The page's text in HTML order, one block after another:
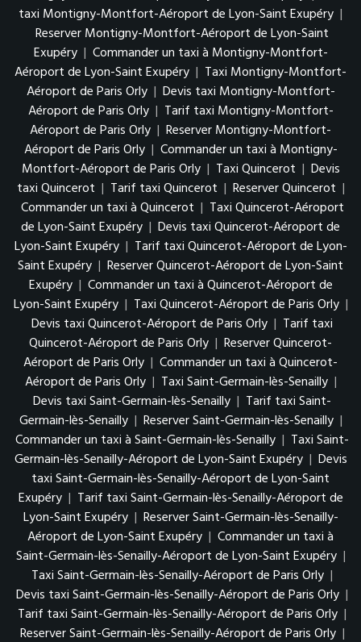
taxi Montigny-Montfort-Aéroport de Lyon-Saint Exupéry |
Reserver Montigny-Montfort-Aéroport de Lyon-Saint
Exupéry | Commander un taxi à Montigny-Montfort-
Aéroport de Lyon-Saint Exupéry | Taxi Montigny-Montfort-
Aéroport de Paris Orly | Devis taxi Montigny-Montfort-
Aéroport de Paris Orly | Tarif taxi Montigny-Montfort-
Aéroport de Paris Orly | Reserver Montigny-Montfort-
Aéroport de Paris Orly | Commander un taxi à Montigny-
Montfort-Aéroport de Paris Orly | Taxi Quincerot | Devis
taxi Quincerot | Tarif taxi Quincerot | Reserver Quincerot |
Commander un taxi à Quincerot | Taxi Quincerot-Aéroport
de Lyon-Saint Exupéry | Devis taxi Quincerot-Aéroport de
Lyon-Saint Exupéry | Tarif taxi Quincerot-Aéroport de Lyon-
Saint Exupéry | Reserver Quincerot-Aéroport de Lyon-Saint
Exupéry | Commander un taxi à Quincerot-Aéroport de
Lyon-Saint Exupéry | Taxi Quincerot-Aéroport de Paris Orly |
Devis taxi Quincerot-Aéroport de Paris Orly | Tarif taxi
Quincerot-Aéroport de Paris Orly | Reserver Quincerot-
Aéroport de Paris Orly | Commander un taxi à Quincerot-
Aéroport de Paris Orly | Taxi Saint-Germain-lès-Senailly |
Devis taxi Saint-Germain-lès-Senailly | Tarif taxi Saint-
Germain-lès-Senailly | Reserver Saint-Germain-lès-Senailly |
Commander un taxi à Saint-Germain-lès-Senailly | Taxi Saint-
Germain-lès-Senailly-Aéroport de Lyon-Saint Exupéry | Devis
taxi Saint-Germain-lès-Senailly-Aéroport de Lyon-Saint
Exupéry | Tarif taxi Saint-Germain-lès-Senailly-Aéroport de
Lyon-Saint Exupéry | Reserver Saint-Germain-lès-Senailly-
Aéroport de Lyon-Saint Exupéry | Commander un taxi à
Saint-Germain-lès-Senailly-Aéroport de Lyon-Saint Exupéry |
Taxi Saint-Germain-lès-Senailly-Aéroport de Paris Orly |
Devis taxi Saint-Germain-lès-Senailly-Aéroport de Paris Orly |
Tarif taxi Saint-Germain-lès-Senailly-Aéroport de Paris Orly |
Reserver Saint-Germain-lès-Senailly-Aéroport de Paris Orly |